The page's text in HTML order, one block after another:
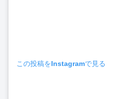
この投稿をInstagramで見る